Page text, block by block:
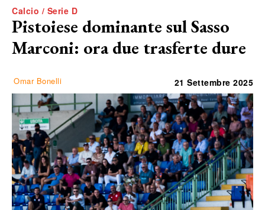
Calcio / Serie D
Pistoiese dominante sul Sasso
Marconi: ora due trasferte dure
Omar Bonelli 21 Settembre 2025